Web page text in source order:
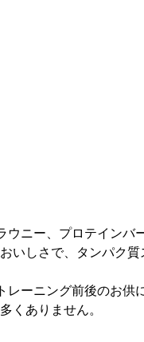
ニー、プロテインバ
しさで、タンパク
ーニング前後のお供
くありません。